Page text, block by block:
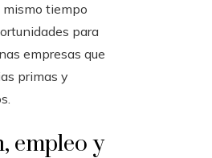
tiempo
para
empresas que
primas y
empleo y